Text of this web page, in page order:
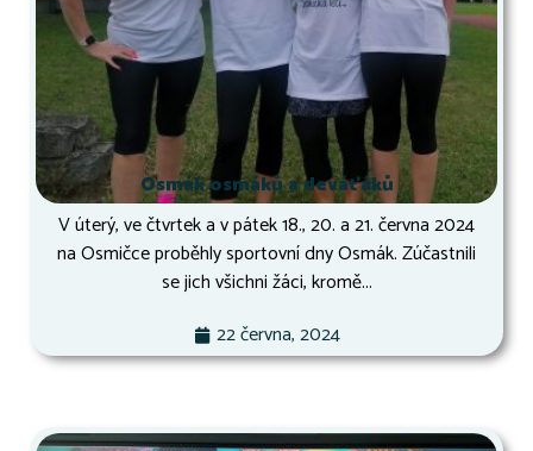
Osmák osmáků a deváťáků
V úterý, ve čtvrtek a v pátek 18., 20. a 21. června 2024
na Osmičce proběhly sportovní dny Osmák. Zúčastnili
se jich všichni žáci, kromě...
22 června, 2024